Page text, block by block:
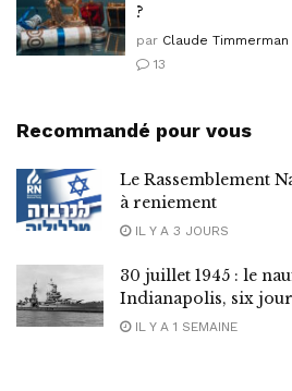
?
par Claude Timmerman
13
Recommandé pour vous
Le Rassemblement
à reniement
IL Y A 3 JOURS
30 juillet 1945 : le
Indianapolis, six
IL Y A 1 SEMAINE